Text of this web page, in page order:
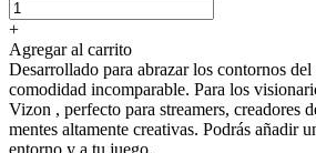
+
Agregar al carrito
Desarrollado para abrazar los contornos
comodidad incomparable. Para los
Vizon , perfecto para streamers, creadores
mentes altamente creativas. Podrás añadir
entorno y a tu juego.